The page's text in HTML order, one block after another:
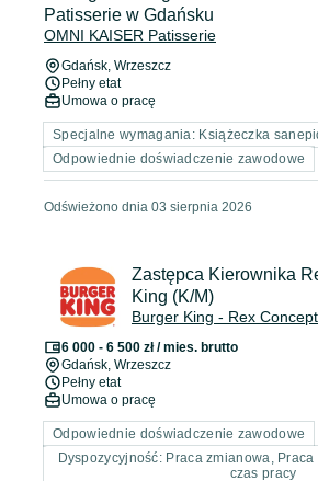
Patisserie w Gdańsku
OMNI KAISER Patisserie
Gdańsk, Wrzeszcz
Pełny etat
Umowa o pracę
Specjalne wymagania: Książeczka
Odpowiednie doświadczenie zawodowe
Odświeżono dnia 03 sierpnia 2026
Zastępca Kierownika
King (K/M)
Burger King - Rex
6 000 - 6 500 zł / mies. brutto
Gdańsk, Wrzeszcz
Pełny etat
Umowa o pracę
Odpowiednie doświadczenie zawodowe
Dyspozycyjność: Praca zmianowa,
czas pracy